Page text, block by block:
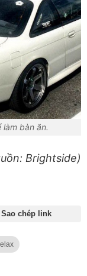
bàn ăn.
Brightside)
Sao chép link